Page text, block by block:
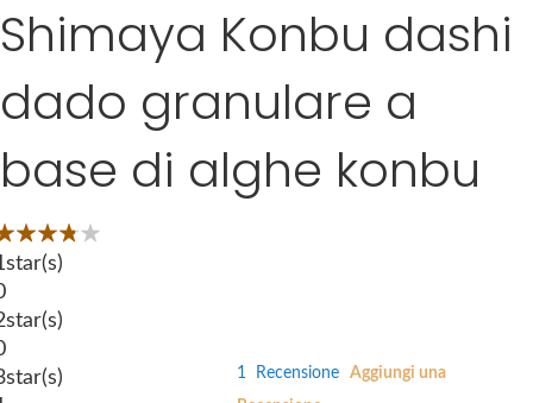
g
e
g
r
y
S
k
p
o
t
e
b
e
g
i
n
Shimaya Konbu dashi
dado granulare a
base di alghe konbu
of100
star(s)
star(s)
star(s)
1 Recensione
Aggiungi una